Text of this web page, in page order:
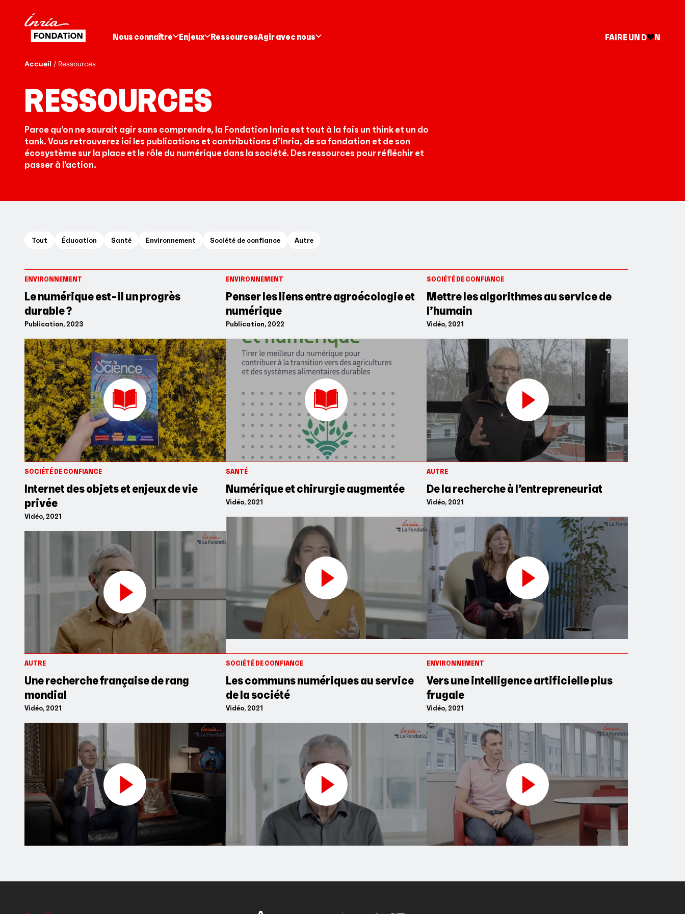
Nous connaître Enjeux RessourcesAgir avec nous FAIRE UN D N
Accueil Ressources
RESSOURCES
Parce qu’on ne saurait agir sans comprendre, la Fondation Inria est tout à la fois un think et un do
tank. Vous retrouverez ici les publications et contributions d’Inria, de sa fondation et de son
écosystème sur la place et le rôle du numérique dans la société. Des ressources pour réfléchir et
passer à l’action.
Tout Éducation Santé Environnement Société de confiance Autre
ENVIRONNEMENT
Le numérique est-il un progrès
durable ?
Publication, 2023
ENVIRONNEMENT
Penser les liens entre agroécologie et
numérique
Publication, 2022
SOCIÉTÉ DE CONFIANCE
Mettre les algorithmes au service de
l’humain
Vidéo, 2021
SOCIÉTÉ DE CONFIANCE
Internet des objets et enjeux de vie
privée
Vidéo, 2021
SANTÉ
Numérique et chirurgie augmentée
Vidéo, 2021
AUTRE
De la recherche à l’entrepreneuriat
Vidéo, 2021
AUTRE
Une recherche française de rang
mondial
Vidéo, 2021
SOCIÉTÉ DE CONFIANCE
Les communs numériques au service
de la société
Vidéo, 2021
ENVIRONNEMENT
Vers une intelligence artificielle plus
frugale
Vidéo, 2021